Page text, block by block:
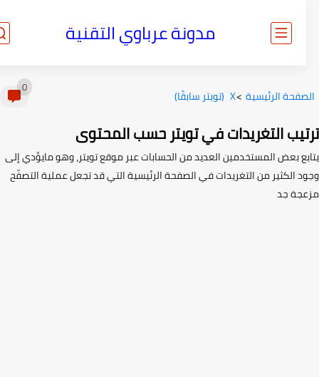
مدونة عرباوي التقنية
الرئيسية>X (تويتر سابقًا)
التغريدات في تويتر حسب المحتوى
بعض المستخدمين العديد من الحسابات عبر موقع تويتر، وهو مايؤدي إلى
الكثير من التغريدات في الصفحة الرئيسية التي قد تجعل عملية التصفّح
جد